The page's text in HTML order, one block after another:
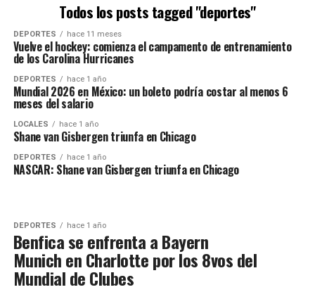
Todos los posts tagged "deportes"
DEPORTES hace 11 meses
Vuelve el hockey: comienza el campamento de entrenamiento
de los Carolina Hurricanes
DEPORTES hace 1 año
Mundial 2026 en México: un boleto podría costar al menos 6
meses del salario
LOCALES hace 1 año
Shane van Gisbergen triunfa en Chicago
DEPORTES hace 1 año
NASCAR: Shane van Gisbergen triunfa en Chicago
DEPORTES hace 1 año
Benfica se enfrenta a Bayern
Munich en Charlotte por los 8vos del
Mundial de Clubes